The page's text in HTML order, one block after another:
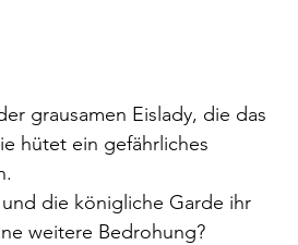
grausamen Eislady, die das
hütet ein gefährliches
die königliche Garde ihr
weitere Bedrohung?